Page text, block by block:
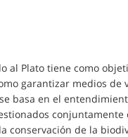
al Plato tiene como
garantizar medios
basa en el
conservación de la